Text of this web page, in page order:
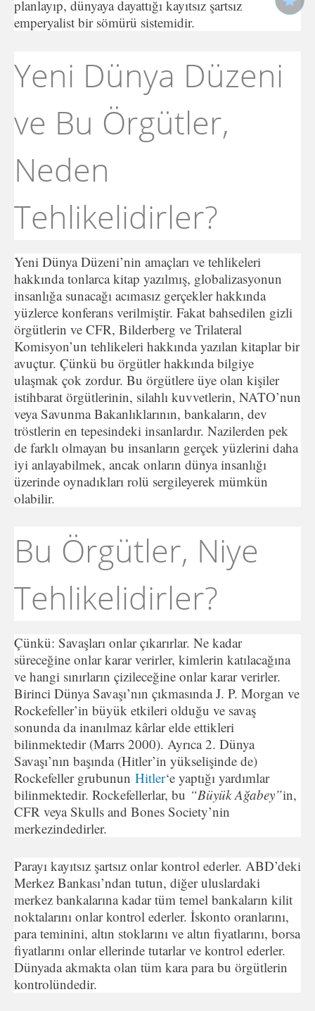
planlayıp, dünyaya dayattığı kayıtsız şartsız
emperyalist bir sömürü sistemidir.
Yeni Dünya Düzeni
ve Bu Örgütler,
Neden
Tehlikelidirler?
Yeni Dünya Düzeni’nin amaçları ve tehlikeleri
hakkında tonlarca kitap yazılmış, globalizasyonun
insanlığa sunacağı acımasız gerçekler hakkında
yüzlerce konferans verilmiştir. Fakat bahsedilen gizli
örgütlerin ve CFR, Bilderberg ve Trilateral
Komisyon’un tehlikeleri hakkında yazılan kitaplar bir
avuçtur. Çünkü bu örgütler hakkında bilgiye
ulaşmak çok zordur. Bu örgütlere üye olan kişiler
istihbarat örgütlerinin, silahlı kuvvetlerin, NATO’nun
veya Savunma Bakanlıklarının, bankaların, dev
tröstlerin en tepesindeki insanlardır. Nazilerden pek
de farklı olmayan bu insanların gerçek yüzlerini daha
iyi anlayabilmek, ancak onların dünya insanlığı
üzerinde oynadıkları rolü sergileyerek mümkün
olabilir.
Bu Örgütler, Niye
Tehlikelidirler?
Çünkü: Savaşları onlar çıkarırlar. Ne kadar
süreceğine onlar karar verirler, kimlerin katılacağına
ve hangi sınırların çizileceğine onlar karar verirler.
Birinci Dünya Savaşı’nın çıkmasında J. P. Morgan ve
Rockefeller’in büyük etkileri olduğu ve savaş
sonunda da inanılmaz kârlar elde ettikleri
bilinmektedir (Marrs 2000). Ayrıca 2. Dünya
Savaşı’nın başında (Hitler’in yükselişinde de)
Rockefeller grubunun Hitler‘e yaptığı yardımlar
bilinmektedir. Rockefellerlar, bu “Büyük Ağabey”in,
CFR veya Skulls and Bones Society’nin
merkezindedirler.
Parayı kayıtsız şartsız onlar kontrol ederler. ABD’deki
Merkez Bankası’ndan tutun, diğer uluslardaki
merkez bankalarına kadar tüm temel bankaların kilit
noktalarını onlar kontrol ederler. İskonto oranlarını,
para teminini, altın stoklarını ve altın fiyatlarını, borsa
fiyatlarını onlar ellerinde tutarlar ve kontrol ederler.
Dünyada akmakta olan tüm kara para bu örgütlerin
kontrolündedir.